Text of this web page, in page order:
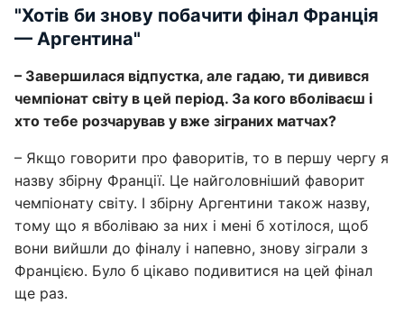
"Хотів би знову побачити фінал Франція
— Аргентина"
– Завершилася відпустка, але гадаю, ти дивився
чемпіонат світу в цей період. За кого вболіваєш і
хто тебе розчарував у вже зіграних матчах?
– Якщо говорити про фаворитів, то в першу чергу я
назву збірну Франції. Це найголовніший фаворит
чемпіонату світу. І збірну Аргентини також назву,
тому що я вболіваю за них і мені б хотілося, щоб
вони вийшли до фіналу і напевно, знову зіграли з
Францією. Було б цікаво подивитися на цей фінал
ще раз.